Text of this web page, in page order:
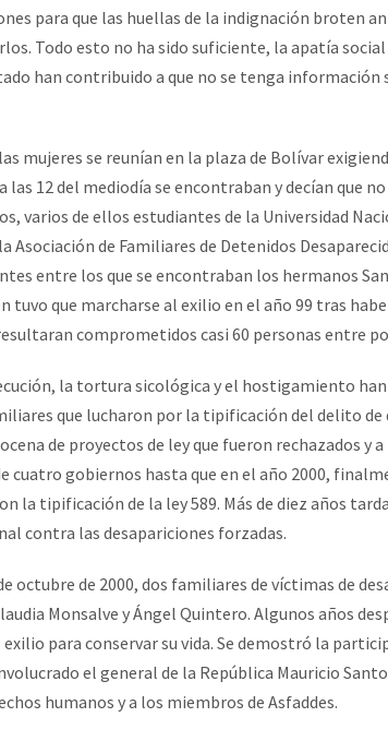
para que las huellas de la indignación broten
Todo esto no ha sido suficiente, la apatía
han contribuido a que no se tenga información
mujeres se reunían en la plaza de Bolívar
las 12 del mediodía se encontraban y decían que
varios de ellos estudiantes de la Universidad
Asociación de Familiares de Detenidos
entre los que se encontraban los hermanos
tuvo que marcharse al exilio en el año 99 tras
comprometidos casi 60 personas entre
la tortura sicológica y el hostigamiento
que lucharon por la tipificación del delito de
de proyectos de ley que fueron rechazados y
cuatro gobiernos hasta que en el año 2000,
la tipificación de la ley 589. Más de diez años
contra las desapariciones forzadas.
octubre de 2000, dos familiares de víctimas de
Monsalve y Ángel Quintero. Algunos años
para conservar su vida. Se demostró la
el general de la República Mauricio
humanos y a los miembros de Asfaddes.